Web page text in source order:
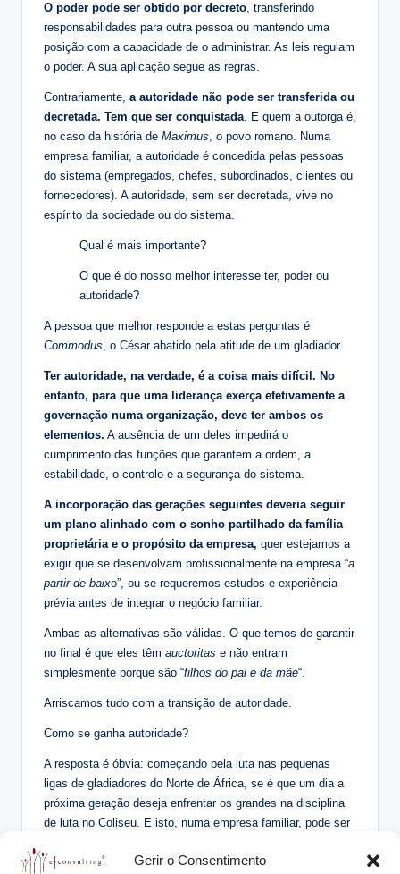
Gerir o Consentimento
O poder pode ser obtido por decreto, transferindo
responsabilidades para outra pessoa ou mantendo uma
posição com a capacidade de o administrar. As leis regulam
o poder. A sua aplicação segue as regras.
Contrariamente, a autoridade não pode ser transferida ou
decretada. Tem que ser conquistada. E quem a outorga é,
no caso da história de Maximus, o povo romano. Numa
empresa familiar, a autoridade é concedida pelas pessoas
do sistema (empregados, chefes, subordinados, clientes ou
fornecedores). A autoridade, sem ser decretada, vive no
espírito da sociedade ou do sistema.
Qual é mais importante?
O que é do nosso melhor interesse ter, poder ou
autoridade?
A pessoa que melhor responde a estas perguntas é
Commodus, o César abatido pela atitude de um gladiador.
Ter autoridade, na verdade, é a coisa mais difícil. No
entanto, para que uma liderança exerça efetivamente a
governação numa organização, deve ter ambos os
elementos. A ausência de um deles impedirá o
cumprimento das funções que garantem a ordem, a
estabilidade, o controlo e a segurança do sistema.
A incorporação das gerações seguintes deveria seguir
um plano alinhado com o sonho partilhado da família
proprietária e o propósito da empresa, quer estejamos a
exigir que se desenvolvam profissionalmente na empresa “a
partir de baixo”, ou se requeremos estudos e experiência
prévia antes de integrar o negócio familiar.
Ambas as alternativas são válidas. O que temos de garantir
no final é que eles têm auctoritas e não entram
simplesmente porque são “filhos do pai e da mãe“.
Arriscamos tudo com a transição de autoridade.
Como se ganha autoridade?
A resposta é óbvia: começando pela luta nas pequenas
ligas de gladiadores do Norte de África, se é que um dia a
próxima geração deseja enfrentar os grandes na disciplina
de luta no Coliseu. E isto, numa empresa familiar, pode ser